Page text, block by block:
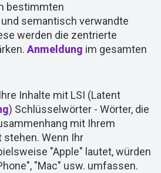
bestimmten
semantisch verwandte
werden die zentrierte
Anmeldung im gesamten
Inhalte mit LSI (Latent
) Schlüsselwörter - Wörter, die
mit Ihrem
Wenn Ihr
"Apple" lautet, würden
"Mac" usw. umfassen.